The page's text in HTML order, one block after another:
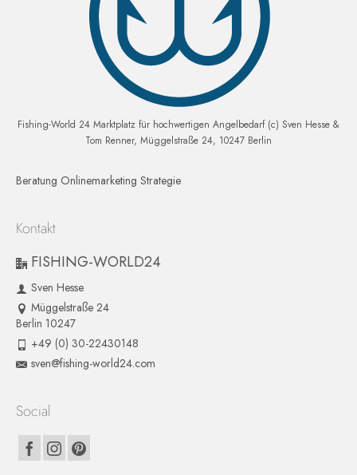
Fishing-World 24 Marktplatz für hochwertigen Angelbedarf (c) Sven Hesse &
Tom Renner, Müggelstraße 24, 10247 Berlin
Beratung Onlinemarketing Strategie
Kontakt
FISHING-WORLD24
Sven Hesse
Müggelstraße 24
Berlin 10247
+49 (0) 30-22430148
sven@fishing-world24.com
Social